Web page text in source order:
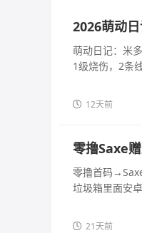
2026萌动
萌动日记：米
1级烧伤，2条
12天前
零撸Saxe
零撸首码
垃圾箱里面安
21天前